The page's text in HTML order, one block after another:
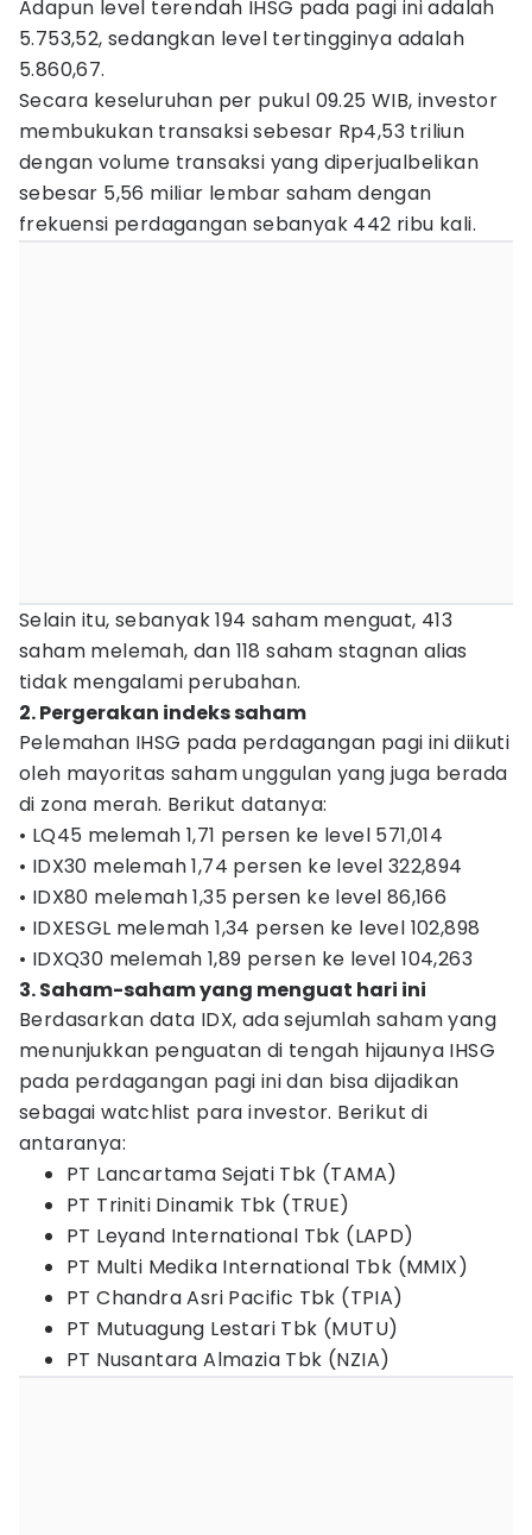
Adapun level terendah IHSG pada pagi ini adalah
5.753,52, sedangkan level tertingginya adalah
5.860,67.
Secara keseluruhan per pukul 09.25 WIB, investor
membukukan transaksi sebesar Rp4,53 triliun
dengan volume transaksi yang diperjualbelikan
sebesar 5,56 miliar lembar saham dengan
frekuensi perdagangan sebanyak 442 ribu kali.
Selain itu, sebanyak 194 saham menguat, 413
saham melemah, dan 118 saham stagnan alias
tidak mengalami perubahan.
2. Pergerakan indeks saham
Pelemahan IHSG pada perdagangan pagi ini diikuti
oleh mayoritas saham unggulan yang juga berada
di zona merah. Berikut datanya:
• LQ45 melemah 1,71 persen ke level 571,014
• IDX30 melemah 1,74 persen ke level 322,894
• IDX80 melemah 1,35 persen ke level 86,166
• IDXESGL melemah 1,34 persen ke level 102,898
• IDXQ30 melemah 1,89 persen ke level 104,263
3. Saham-saham yang menguat hari ini
Berdasarkan data IDX, ada sejumlah saham yang
menunjukkan penguatan di tengah hijaunya IHSG
pada perdagangan pagi ini dan bisa dijadikan
sebagai watchlist para investor. Berikut di
antaranya:
PT Lancartama Sejati Tbk (TAMA)
PT Triniti Dinamik Tbk (TRUE)
PT Leyand International Tbk (LAPD)
PT Multi Medika International Tbk (MMIX)
PT Chandra Asri Pacific Tbk (TPIA)
PT Mutuagung Lestari Tbk (MUTU)
PT Nusantara Almazia Tbk (NZIA)